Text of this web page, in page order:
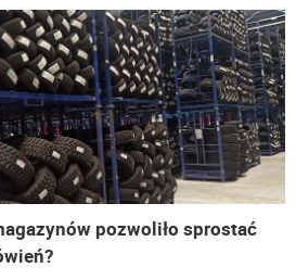
pozwoliło sprostać